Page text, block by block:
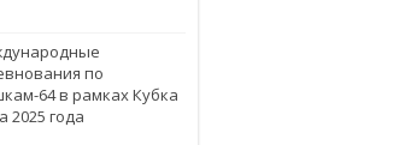
по
64 в рамках Кубка
2025 года